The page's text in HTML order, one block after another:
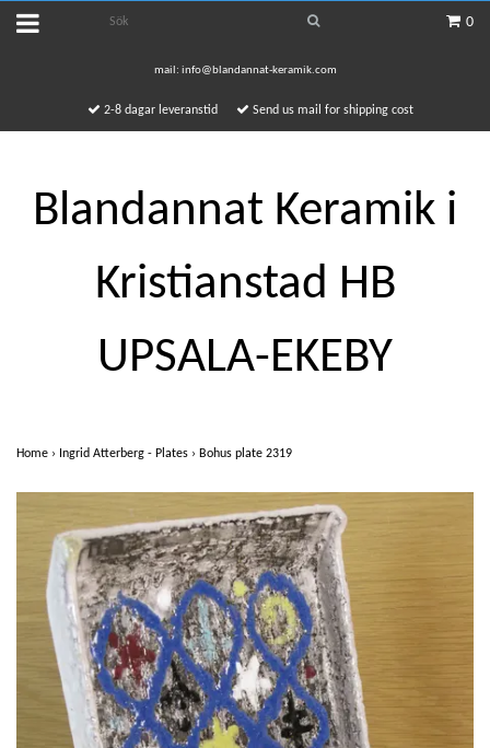
0
mail: info@blandannat-keramik.com
2-8 dagar leveranstid Send us mail for shipping cost
Blandannat Keramik i
Kristianstad HB
UPSALA-EKEBY
Home › Ingrid Atterberg - Plates › Bohus plate 2319